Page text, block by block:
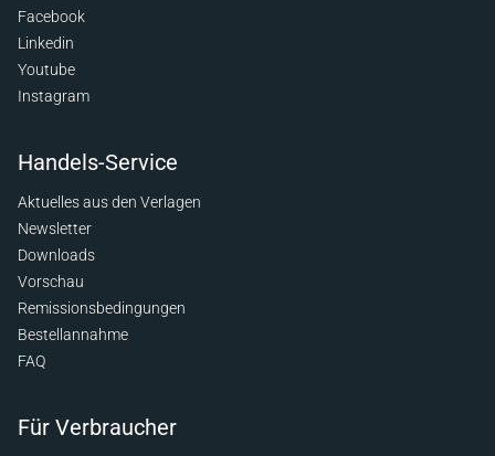
Facebook
Linkedin
Youtube
Instagram
Handels-Service
Aktuelles aus den Verlagen
Newsletter
Downloads
Vorschau
Remissionsbedingungen
Bestellannahme
FAQ
Für Verbraucher